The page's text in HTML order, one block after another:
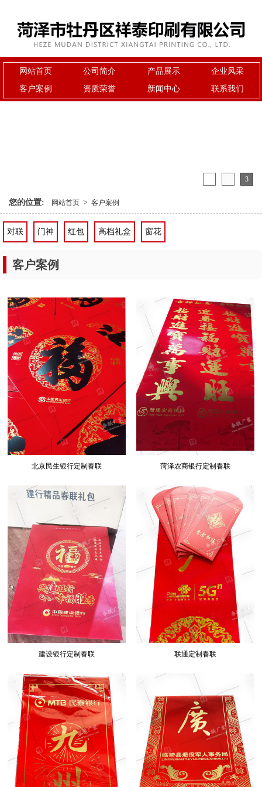
网站首页 公司简介 产品展示
企业风采
客户案例
资质荣誉 新闻中心 联系我们
3
您的位置: 网站首页 > 客户案例
对联 门神 红包 高档礼盒 窗花
客户案例
北京民生银行定制春联 菏泽农商银行定制春联
建设银行定制春联 联通定制春联